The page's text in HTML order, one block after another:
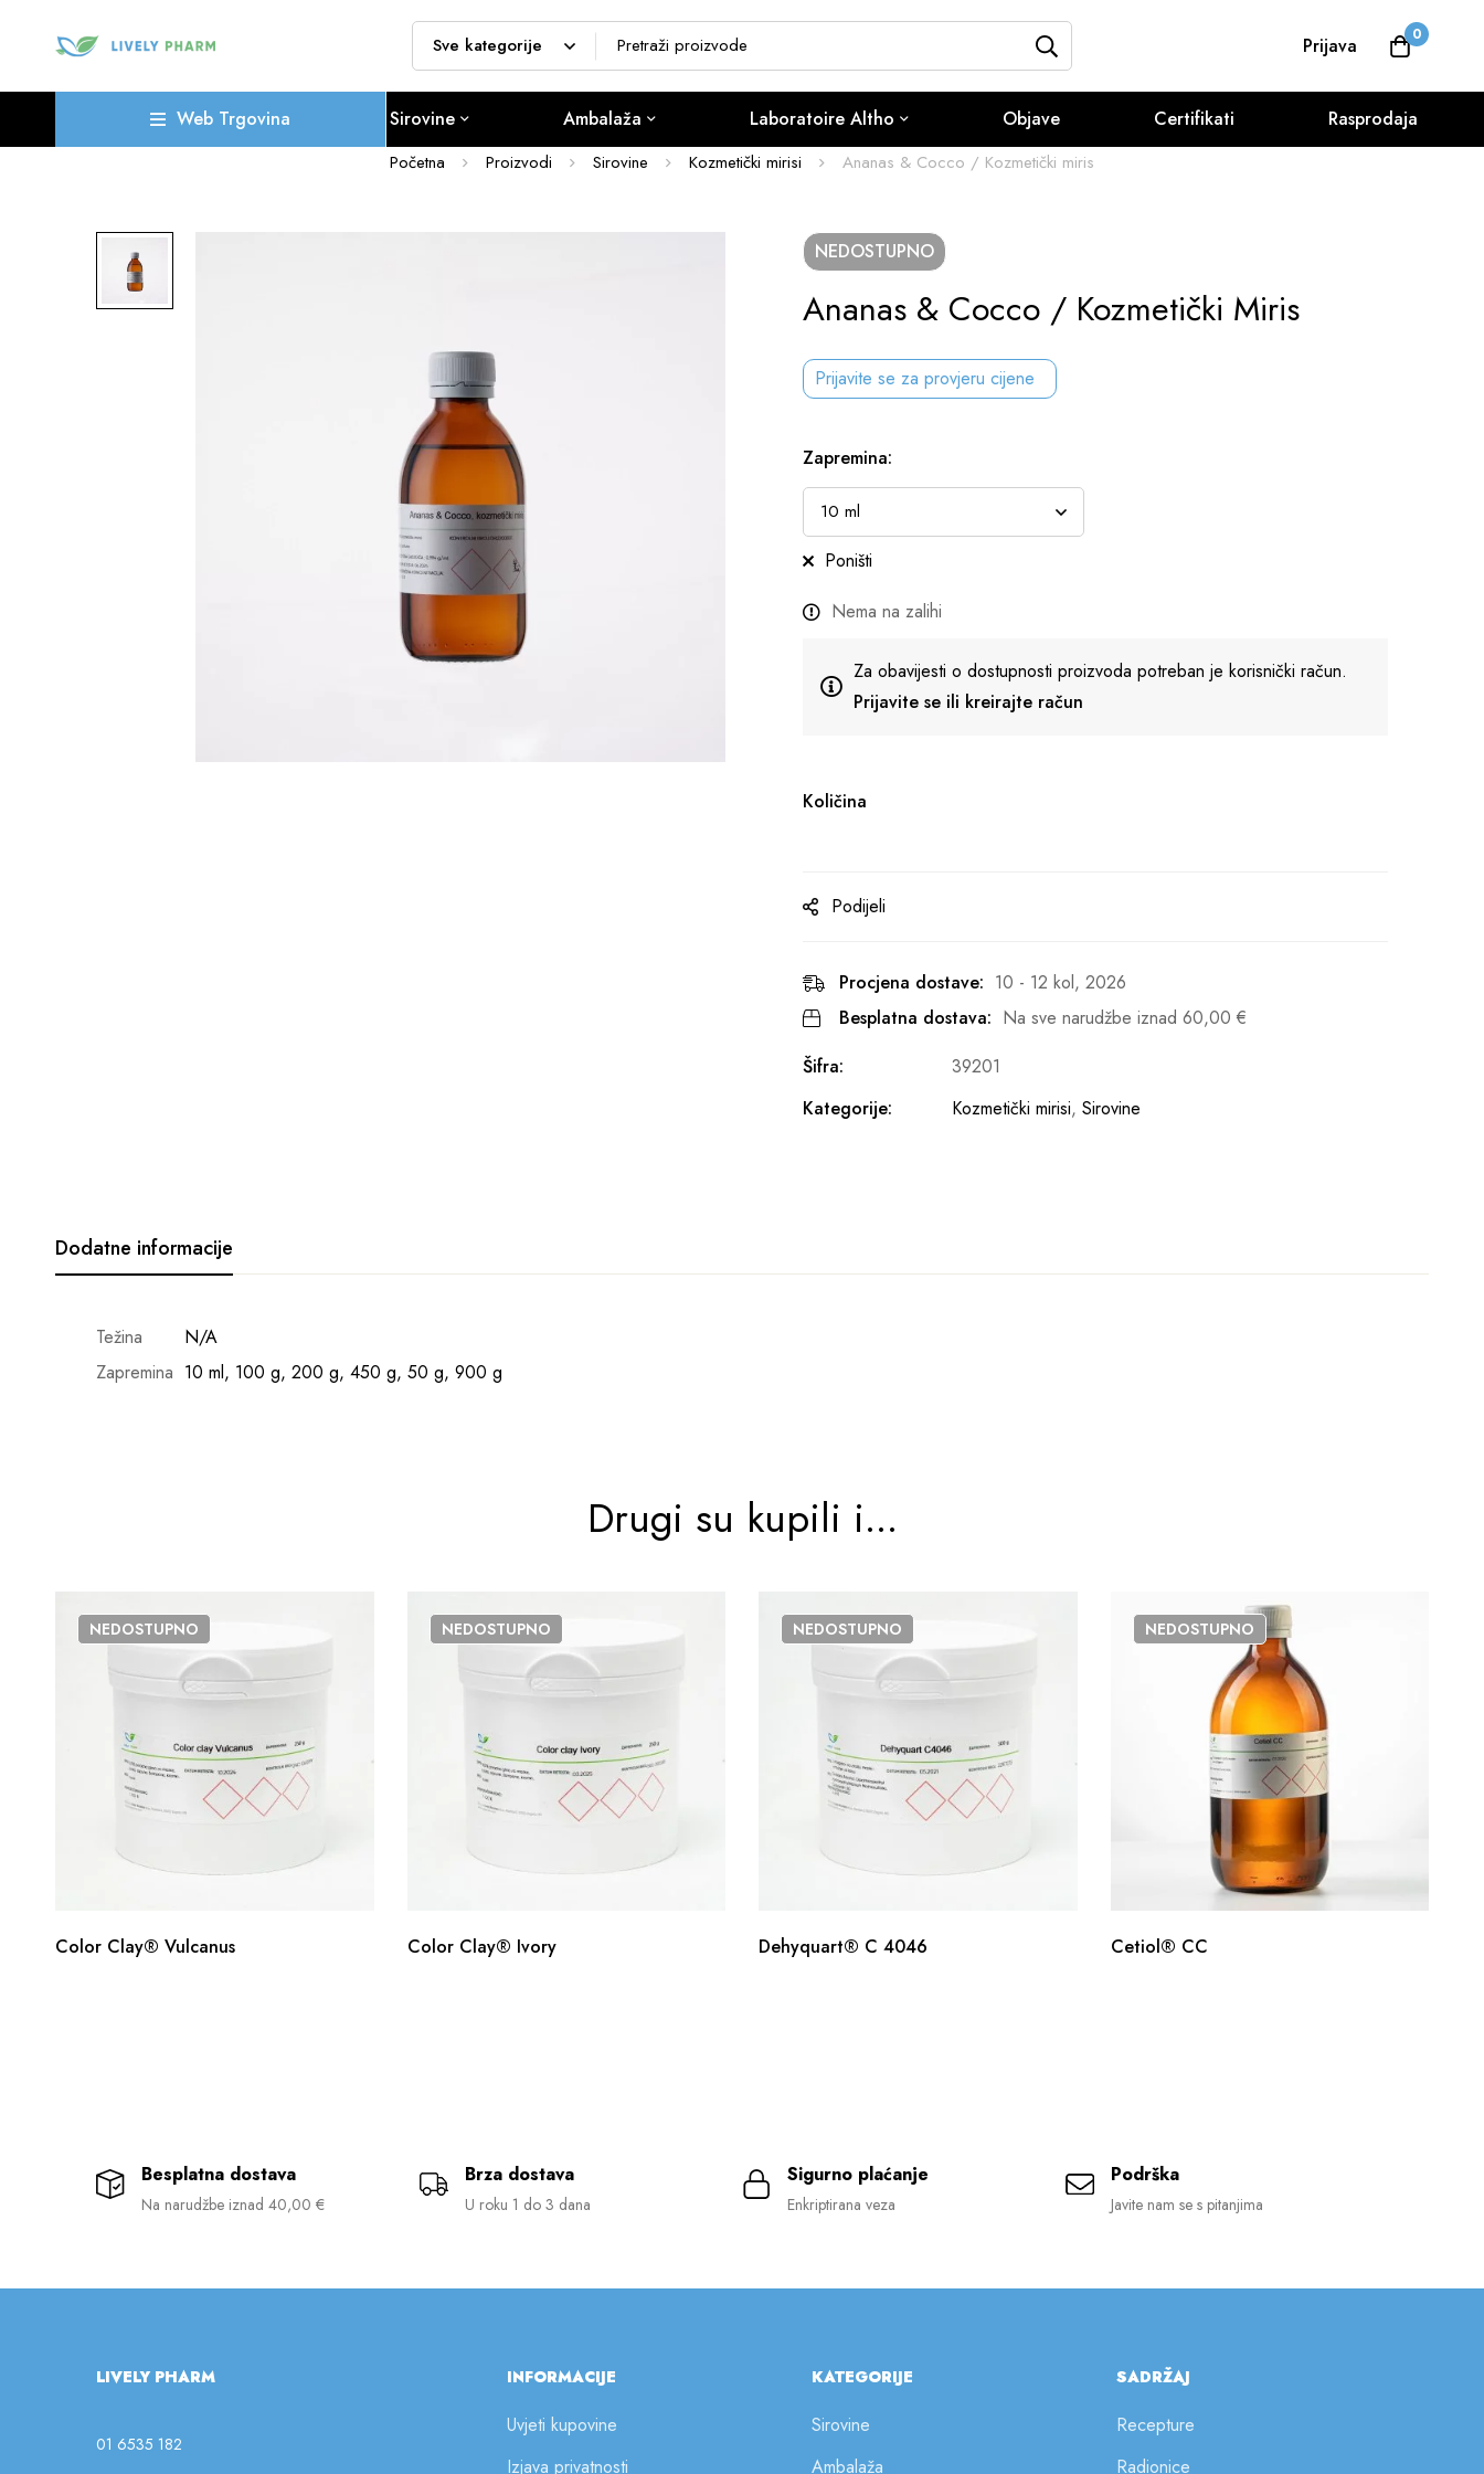
Prijava 0
Web Trgovina Sirovine Ambalaža Laboratoire Altho Objave Certifikati Rasprodaja
Početna Proizvodi Sirovine Kozmetički mirisi Ananas & Cocco / Kozmetički miris
NEDOSTUPNO
Ananas & Cocco / Kozmetički Miris
Prijavite se za provjeru cijene
Zapremina:
Poništi
Nema na zalihi
Za obavijesti o dostupnosti proizvoda potreban je korisnički račun.
Prijavite se ili kreirajte račun
Količina
Podijeli
Procjena dostave: 10 - 12 kol, 2026
Besplatna dostava: Na sve narudžbe iznad 60,00 €
Šifra:
39201
Kategorije:
Kozmetički mirisi, Sirovine
Dodatne informacije
Težina
N/A
Zapremina 10 ml, 100 g, 200 g, 450 g, 50 g, 900 g
Drugi su kupili i...
NEDOSTUPNO
Color Clay® Vulcanus
NEDOSTUPNO
Color Clay® Ivory
NEDOSTUPNO
Dehyquart® C 4046
NEDOSTUPNO
Cetiol® CC
Besplatna dostava
Na narudžbe iznad 40,00 €
Brza dostava
U roku 1 do 3 dana
Sigurno plaćanje
Enkriptirana veza
Podrška
Javite nam se s pitanjima
LIVELY PHARM
01 6535 182
INFORMACIJE
Uvjeti kupovine
Izjava privatnosti
KATEGORIJE
Sirovine
Ambalaža
SADRŽAJ
Recepture
Radionice